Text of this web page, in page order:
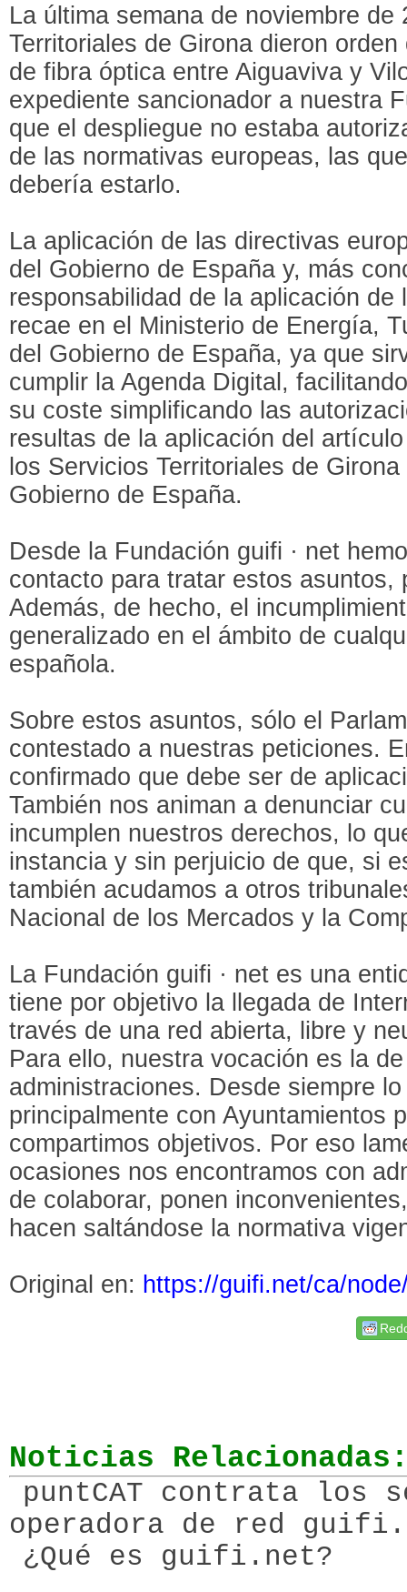
La última semana de noviembre de
Territoriales de Girona dieron
de fibra óptica entre Aiguaviva y
expediente sancionador a nuestra
que el despliegue no estaba
de las normativas europeas, las
debería estarlo.
La aplicación de las directivas
del Gobierno de España y, más
responsabilidad de la aplicación
recae en el Ministerio de Energía,
del Gobierno de España, ya que
cumplir la Agenda Digital,
su coste simplificando las
resultas de la aplicación del
los Servicios Territoriales de
Gobierno de España.
Desde la Fundación guifi · net
contacto para tratar estos asuntos,
Además, de hecho, el
generalizado en el ámbito de
española.
Sobre estos asuntos, sólo el
contestado a nuestras peticiones.
confirmado que debe ser de
También nos animan a denunciar
incumplen nuestros derechos, lo
instancia y sin perjuicio de que, si
también acudamos a otros
Nacional de los Mercados y la
La Fundación guifi · net es una
tiene por objetivo la llegada de
través de una red abierta, libre y
Para ello, nuestra vocación es la
administraciones. Desde siempre
principalmente con Ayuntamientos
compartimos objetivos. Por eso
ocasiones nos encontramos con
de colaborar, ponen
hacen saltándose la normativa
Original en: https://guifi.net/ca/
Noticias
puntCAT contrata los
operadora de red
¿Qué es guifi.net?